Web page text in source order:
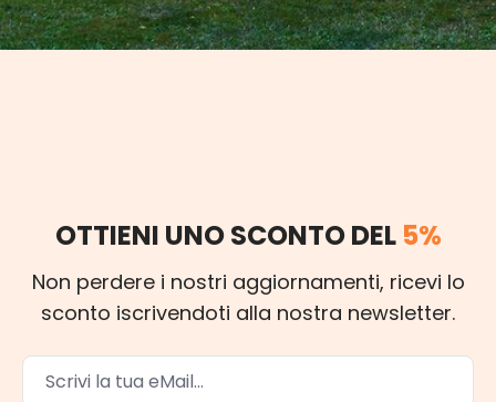
OTTIENI UNO SCONTO DEL 5%
Non perdere i nostri aggiornamenti, ricevi lo
sconto iscrivendoti alla nostra newsletter.